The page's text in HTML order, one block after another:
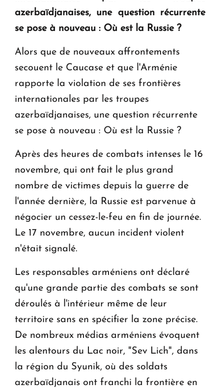
azerbaïdjanaises, une question récurrente
se pose à nouveau : Où est la Russie ?
Alors que de nouveaux affrontements
secouent le Caucase et que l'Arménie
rapporte la violation de ses frontières
internationales par les troupes
azerbaïdjanaises, une question récurrente
se pose à nouveau : Où est la Russie ?
Après des heures de combats intenses le 16
novembre, qui ont fait le plus grand
nombre de victimes depuis la guerre de
l'année dernière, la Russie est parvenue à
négocier un cessez-le-feu en fin de journée.
Le 17 novembre, aucun incident violent
n'était signalé.
Les responsables arméniens ont déclaré
qu'une grande partie des combats se sont
déroulés à l'intérieur même de leur
territoire sans en spécifier la zone précise.
De nombreux médias arméniens évoquent
les alentours du Lac noir, "Sev Lich", dans
la région du Syunik, où des soldats
azerbaïdjanais ont franchi la frontière en